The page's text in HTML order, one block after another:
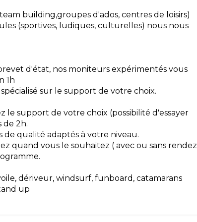
building,groupes d'ados, centres de loisirs)
(sportives, ludiques, culturelles) nous nous
d'état, nos moniteurs expérimentés vous
1h
sur le support de votre choix.
le support de votre choix (possibilité d'essayer
de 2h.
de qualité adaptés à votre niveau.
quand vous le souhaitez ( avec ou sans rendez
dériveur, windsurf, funboard, catamarans
up